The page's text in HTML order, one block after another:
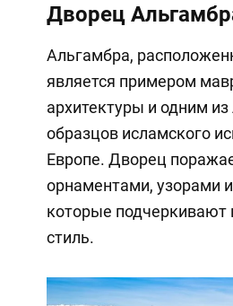
Дворец
Альгамбра,
является примером
архитектуры и одним
образцов исламского
Европе. Дворец
орнаментами, узорами
которые подчеркивают
стиль.